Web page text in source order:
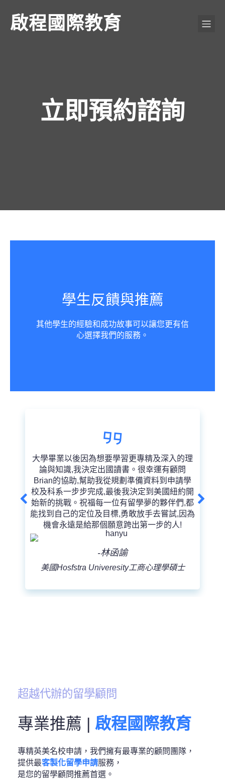
啟程國際教育
立即預約諮詢
學生反饋與推薦
其他學生的經驗和成功故事可以讓您更有信
心選擇我們的服務。
大學畢業以後因為想要學習更專精及深入的理
論與知識,我決定出國讀書。很幸運有顧問
Brian的協助,幫助我從規劃準備資料到申請學
校及科系一步步完成,最後我決定到美國紐約開
始新的挑戰。祝福每一位有留學夢的夥伴們,都
能找到自己的定位及目標,勇敢放手去嘗試,因為
機會永遠是給那個願意跨出第一步的人!
-林函諭
美國Hosfstra Univeresity工商心理學碩士
超越代辦的留學顧問
專業推薦 | 啟程國際教育
專精英美名校申請，我們擁有最專業的顧問團隊，
提供最客製化留學申請服務，​
是您的留學顧問推薦首選​。